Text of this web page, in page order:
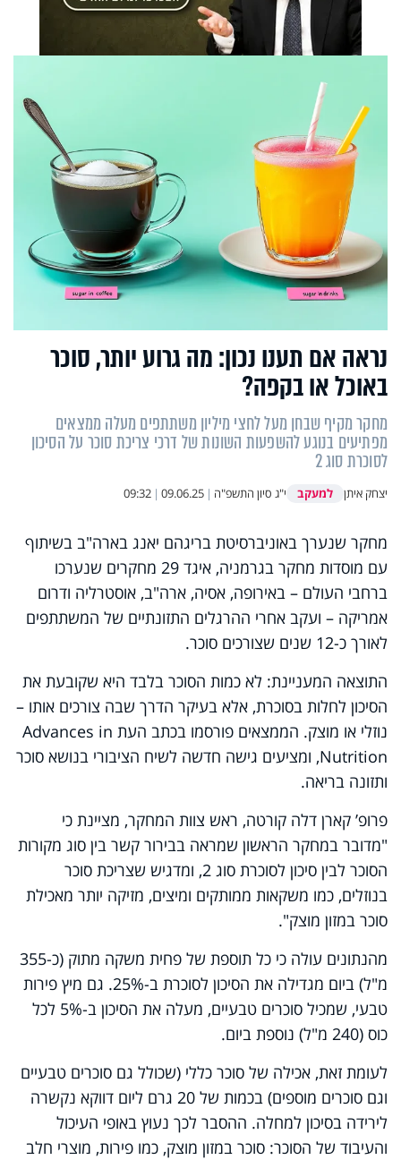
נראה אם תענו נכון: מה גרוע יותר, סוכר
באוכל או בקפה?
מחקר מקיף שבחן מעל לחצי מיליון משתתפים מעלה ממצאים
מפתיעים בנוגע להשפעות השונות של דרכי צריכת סוכר על הסיכון
לסוכרת סוג 2
יצחק איתן למעקב י"ג סיון התשפ"ה |
09.06.25
|
09:32
מחקר שנערך באוניברסיטת בריגהם יאנג בארה"ב בשיתוף
עם מוסדות מחקר בגרמניה, איגד 29 מחקרים שנערכו
ברחבי העולם – באירופה, אסיה, ארה"ב, אוסטרליה ודרום
אמריקה – ועקב אחרי ההרגלים התזונתיים של המשתתפים
לאורך כ-12 שנים שצורכים סוכר.
התוצאה המעניינת: לא כמות הסוכר בלבד היא שקובעת את
הסיכון לחלות בסוכרת, אלא בעיקר הדרך שבה צורכים אותו –
נוזלי או מוצק. הממצאים פורסמו בכתב העת Advances in
Nutrition, ומציעים גישה חדשה לשיח הציבורי בנושא סוכר
ותזונה בריאה.
פרופ’ קארן דלה קורטה, ראש צוות המחקר, מציינת כי
"מדובר במחקר הראשון שמראה בבירור קשר בין סוג מקורות
הסוכר לבין סיכון לסוכרת סוג 2, ומדגיש שצריכת סוכר
בנוזלים, כמו משקאות ממותקים ומיצים, מזיקה יותר מאכילת
סוכר במזון מוצק".
מהנתונים עולה כי כל תוספת של פחית משקה מתוק (כ-355
מ"ל) ביום מגדילה את הסיכון לסוכרת ב-25%. גם מיץ פירות
טבעי, שמכיל סוכרים טבעיים, מעלה את הסיכון ב-5% לכל
כוס (240 מ"ל) נוספת ביום.
לעומת זאת, אכילה של סוכר כללי (שכולל גם סוכרים טבעיים
וגם סוכרים מוספים) בכמות של 20 גרם ליום דווקא נקשרה
לירידה בסיכון למחלה. ההסבר לכך נעוץ באופי העיכול
והעיבוד של הסוכר: סוכר במזון מוצק, כמו פירות, מוצרי חלב